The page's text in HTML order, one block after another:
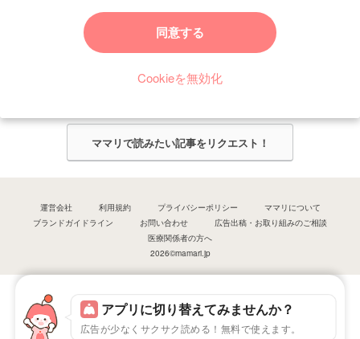
アプリに切り替えてみませんか？
広告が少なくサクサク読める！無料で使えます。
同意する
Cookieを無効化
ママリからのお知らせ
今ママリで読みたい記事は何ですか？
ママリ編集部がみなさんのご意見をもとに記事を作成させていただきま
ママリで読みたい記事をリクエスト！
運営会社 利用規約 プライバシーポリシー
ママリについて
ブランドガイドライン
お問い合わせ
広告出稿・お取り組みのご相談
医療関係者の方へ
2026©mamari.jp